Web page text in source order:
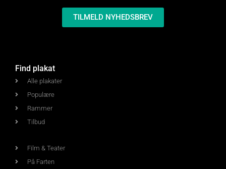
TILMELD NYHEDSBREV
Find plakat
Alle plakater
Populære
Rammer
Tilbud
Film & Teater
På Farten